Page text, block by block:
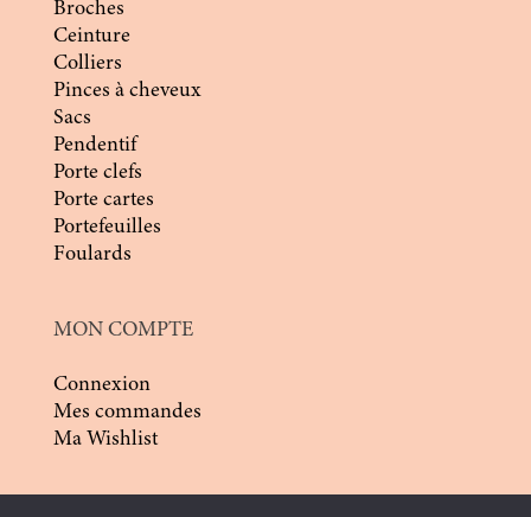
Broches
Ceinture
Colliers
Pinces à cheveux
Sacs
Pendentif
Porte clefs
Porte cartes
Portefeuilles
Foulards
MON COMPTE
Connexion
Mes commandes
Ma Wishlist